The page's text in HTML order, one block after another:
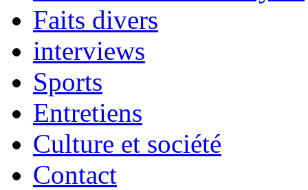
Faits divers
interviews
Sports
Entretiens
Culture et société
Contact